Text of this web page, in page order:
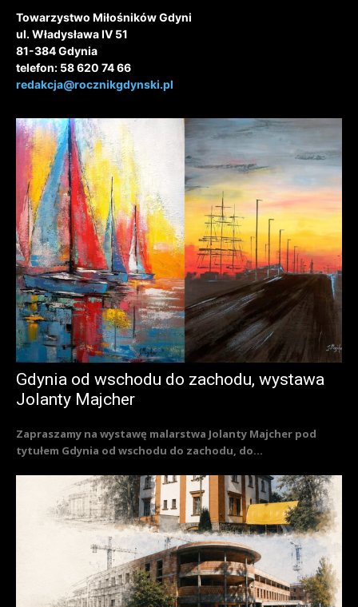
Towarzystwo Miłośników Gdyni
ul. Władysława IV 51
81-384 Gdynia
telefon: 58 620 74 66
redakcja@rocznikgdynski.pl
Gdynia od wschodu do zachodu, wystawa
Jolanty Majcher
Zapraszamy na wystawę malarstwa Jolanty Majcher pod
tytułem Gdynia od wschodu do zachodu, do...